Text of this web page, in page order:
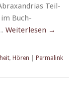
Teil­
im Buch­
Weit­er­lesen →
, Hören Permalink